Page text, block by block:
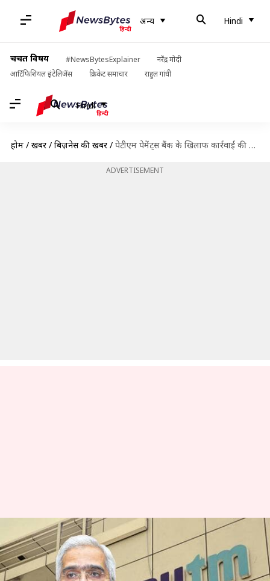
अन्य Hindi
चर्चित विषय #NewsBytesExplainer
नरेंद्र मोदी
आर्टिफिशियल इंटेलिजेंस
क्रिकेट समाचार राहुल गांधी
Hindi
होम / खबरें / बिज़नेस की खबरें / पेटीएम पेमेंट्स बैंक के खिलाफ कार्रवाई की समयसीमा और आगे नहीं बढ़ेगी- RBI गवर्नर
ADVERTISEMENT
पेटीएम पेमेंट्स बैंक के खिलाफ
कार्रवाई की समयसीमा और आगे नहीं
बढ़ेगी- RBI गवर्नर